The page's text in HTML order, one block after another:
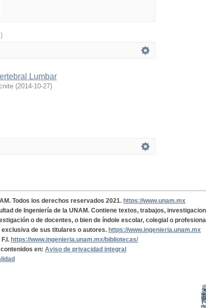
Lumbar
(2014-10-27)
Todos los derechos reservados 2021. https://www.unam.mx
de Ingeniería de la UNAM. Contiene textos, trabajos,
o de docentes, o bien de índole escolar, colegial o
de sus titulares o autores. https://www.ingenieria.unam.mx
https://www.ingenieria.unam.mx/bibliotecas/
en: Aviso de privacidad integral